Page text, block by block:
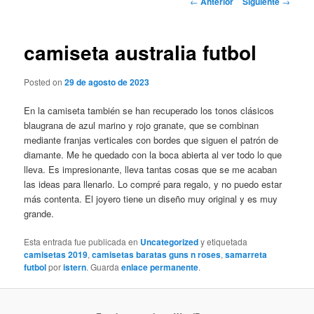
camiseta australia futbol
Posted on29 de agosto de 2023
En la camiseta también se han recuperado los tonos clásicos
blaugrana de azul marino y rojo granate, que se combinan
mediante franjas verticales con bordes que siguen el patrón de
diamante. Me he quedado con la boca abierta al ver todo lo que
lleva. Es impresionante, lleva tantas cosas que se me acaban
las ideas para llenarlo. Lo compré para regalo, y no puedo estar
más contenta. El joyero tiene un diseño muy original y es muy
grande.
Esta entrada fue publicada en Uncategorizedy etiquetada
camisetas 2019,camisetas baratas guns n roses,samarreta
futbolporistern. Guardaenlace permanente.